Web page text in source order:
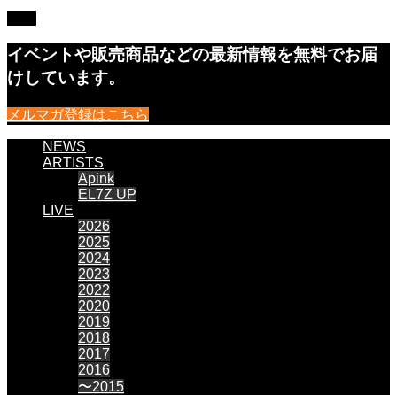
イベントや販売商品などの最新情報を無料でお届
けしています。
メルマガ登録はこちら
NEWS
ARTISTS
Apink
EL7Z UP
LIVE
2026
2025
2024
2023
2022
2020
2019
2018
2017
2016
〜2015